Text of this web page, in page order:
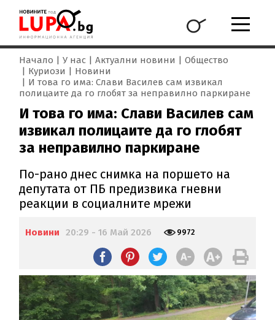
Начало У нас Актуални новини
Общество
Куриози
Новини
И това го има: Слави Василев сам извикал
полицаите да го глобят за неправилно паркиране
И това го има: Слави Василев сам
извикал полицаите да го глобят
за неправилно паркиране
По-рано днес снимка на поршето на
депутата от ПБ предизвика гневни
реакции в социалните мрежи
Новини 20:29 - 16 Май 2026 9972